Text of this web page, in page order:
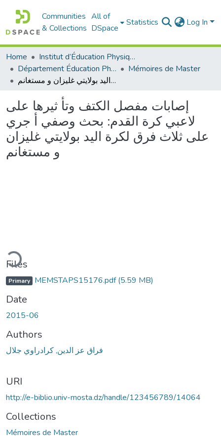
Communities
& Collections
All of
DSpace
Statistics Log In
Home
Institut d’Éducation Physique et Sportive
Département Éducation Physique et Sportive (EPS)
Mémoires de Master
إصابات مفصل الكتف وتأ ثيرها على لاعبي كرة القدم: بحث وصفي أ جري على ثلاث فرق لكرة اليد بولايتي غليزان و مستغانم
إصابات مفصل الكتف وتأ ثيرها على
لاعبي كرة القدم: بحث وصفي أ جري
على ثلاث فرق لكرة اليد بولايتي غليزان
و مستغانم
Files
Primary MEMSTAPS15176.pdf(5.59 MB)
Date
2015-06
Authors
فراق عز الدين, كرادراوي جلال
URI
http://e-biblio.univ-mosta.dz/handle/123456789/14064
Collections
Mémoires de Master